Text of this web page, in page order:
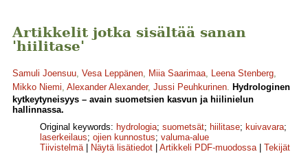
Artikkelit jotka sisältää sanan
'hiilitase'
Samuli Joensuu, Vesa Leppänen, Miia Saarimaa, Leena Stenberg,
Mikko Niemi, Alexander Alexander, Jussi Peuhkurinen. Hydrologinen
kytkeytyneisyys – avain suometsien kasvun ja hiilinielun
hallinnassa.
Original keywords: hydrologia; suometsät; hiilitase; kuivavara;
laserkeilaus; ojien kunnostus; valuma-alue
Tiivistelmä| Näytä lisätiedot Artikkeli PDF-muodossa| Tekijät